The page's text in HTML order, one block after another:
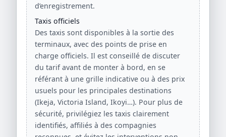
d’enregistrement.
Taxis officiels
Des taxis sont disponibles à la sortie des
terminaux, avec des points de prise en
charge officiels. Il est conseillé de discuter
du tarif avant de monter à bord, en se
référant à une grille indicative ou à des prix
usuels pour les principales destinations
(Ikeja, Victoria Island, Ikoyi…). Pour plus de
sécurité, privilégiez les taxis clairement
identifiés, affiliés à des compagnies